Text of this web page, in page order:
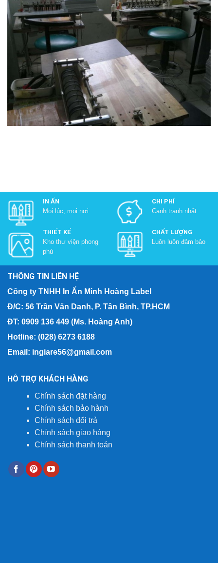
IN ẤN
Mọi lúc, mọi nơi
CHI PHÍ
Cạnh tranh nhất
THIẾT KẾ
Kho thư viện phong
phú
CHẤT LƯỢNG
Luôn luôn đảm bảo
THÔNG TIN LIÊN HỆ
Công ty TNHH In Ấn Minh Hoàng Label
Đ/C: 56 Trần Văn Danh, P. Tân Bình, TP.HCM
ĐT: 0909 136 449 (Ms. Hoàng Anh)
Hotline: (028) 6273 6188
Email: ingiare56@gmail.com
HỖ TRỢ KHÁCH HÀNG
Chính sách đặt hàng
Chính sách bảo hành
Chính sách đổi trả
Chính sách giao hàng
Chính sách thanh toán